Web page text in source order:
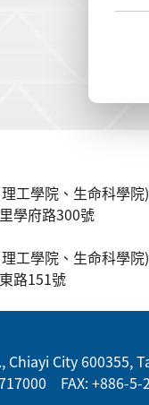
工學院、生命科學院)
學府路300號
工學院、生命科學院)
路151號
Chiayi City 600355,
FAX: +886-5-